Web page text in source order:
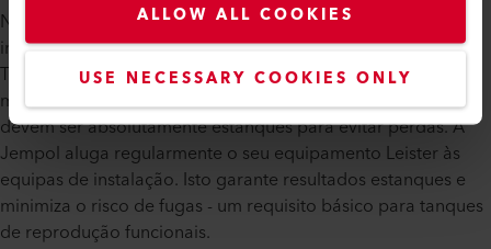
ALLOW ALL COOKIES
USE NECESSARY COOKIES ONLY
No estaleiro de construção do viveiro de camarões, é
impossível não reparar nas precisas vias duplas da Leister
TWINNY S. Com uma largura de 8 metros, a instalação da
membrana requer numerosas costuras de soldadura, que
devem ser absolutamente estanques para evitar perdas. A
Jempol aluga regularmente o seu equipamento Leister às
equipas de instalação. Isto garante resultados estanques e
minimiza o risco de fugas - um requisito básico para tanques
de reprodução funcionais.